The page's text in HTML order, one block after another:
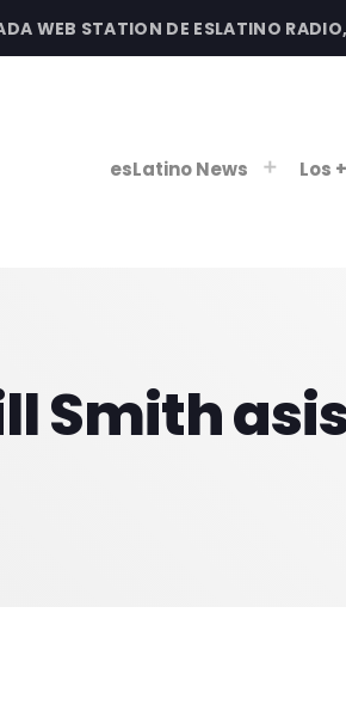
WEB STATION DE ESLATINO RADIO,
esLatino News Los
Smith